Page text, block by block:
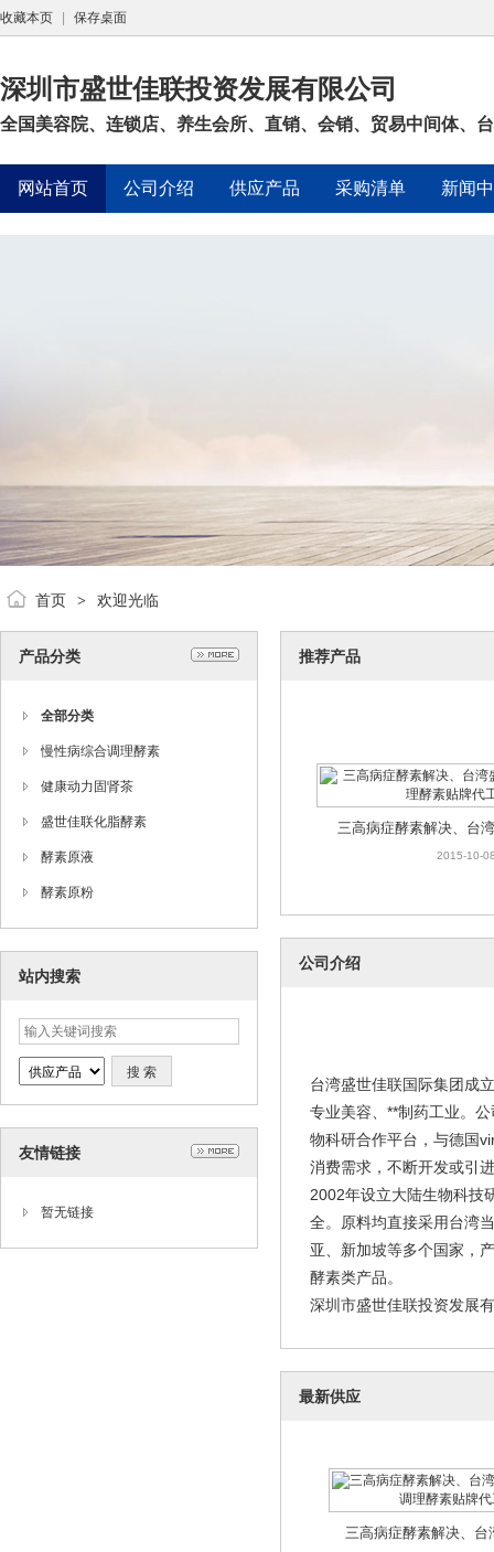
收藏本页 保存桌面
深圳市盛世佳联投资发展有限公司
全国美容院、连锁店、养生会所、直销、会销、贸易中间体、
网站首页 公司介绍 供应产品 采购清单 新闻
首页 > 欢迎光临
产品分类
全部分类
慢性病综合调理酵素
健康动力固肾茶
盛世佳联化脂酵素
酵素原液
酵素原粉
站内搜索
友情链接
暂无链接
推荐产品
三高病症酵素解决、台
口调理酵素贴牌
2015-10-
公司介绍
台湾盛世佳联国际集团成
专业美容、**制药工业。
物科研合作平台，与德国
消费需求，不断开发或引
2002年设立大陆生物科技
全。原料均直接采用台湾
亚、新加坡等多个国家，
酵素类产品。
深圳市盛世佳联投资发展
最新供应
三高病症酵素解决、台